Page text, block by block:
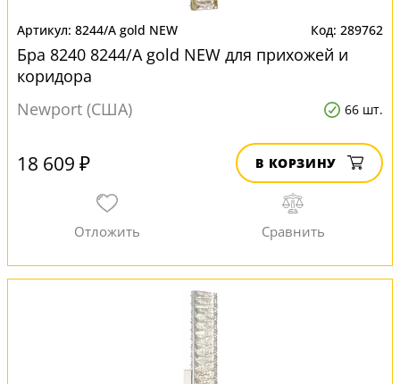
8244/A gold NEW 289762
Бра 8240 8244/A gold NEW для прихожей и
коридора
Newport (США)
66 шт.
18 609 ₽ В КОРЗИНУ